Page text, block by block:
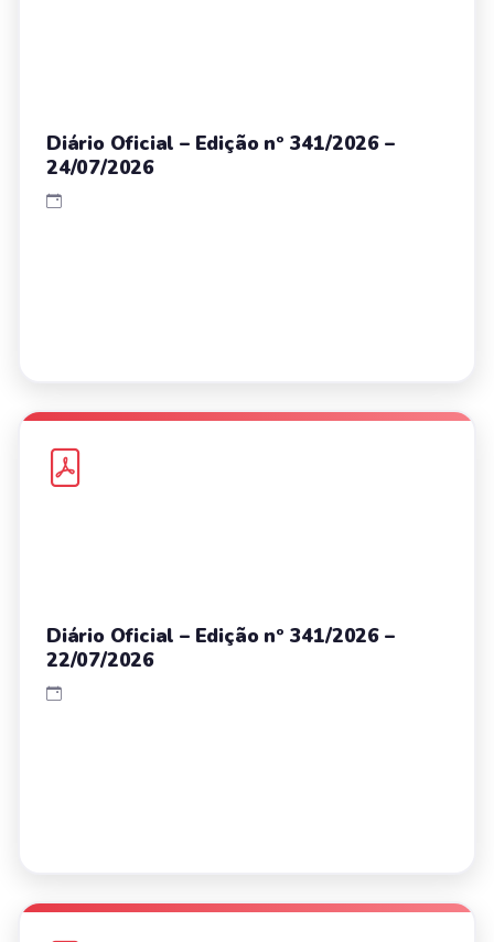
Diário Oficial – Edição nº 341/2026 –
24/07/2026
Diário Oficial – Edição nº 341/2026 –
22/07/2026